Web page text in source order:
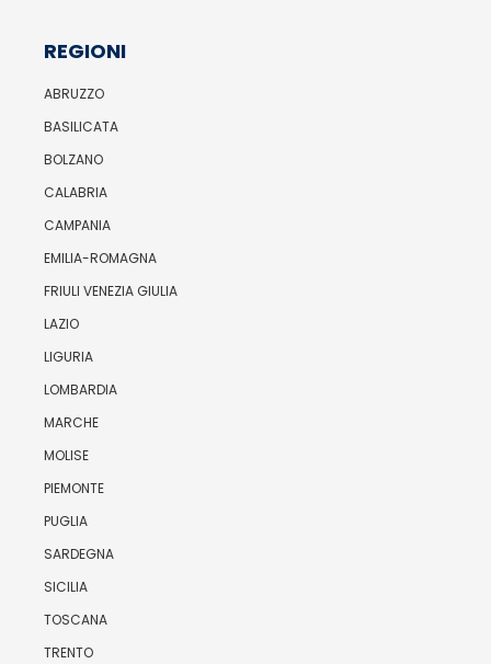
REGIONI
ABRUZZO
BASILICATA
BOLZANO
CALABRIA
CAMPANIA
EMILIA-ROMAGNA
FRIULI VENEZIA GIULIA
LAZIO
LIGURIA
LOMBARDIA
MARCHE
MOLISE
PIEMONTE
PUGLIA
SARDEGNA
SICILIA
TOSCANA
TRENTO